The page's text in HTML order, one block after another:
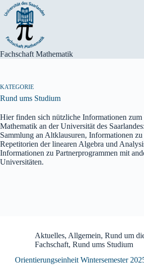
Zum
Inhalt
springen
Fachschaft Mathematik
KATEGORIE
Rund ums Studium
Hier finden sich nützliche Informationen zum
Mathematik an der Universität des
Sammlung an Altklausuren, Informationen zu
Repetitorien der linearen Algebra und
Informationen zu Partnerprogrammen mit
Universitäten.
Aktuelles, Allgemein, Rund um
Fachschaft, Rund ums Studium
Orientierungseinheit Wintersemester